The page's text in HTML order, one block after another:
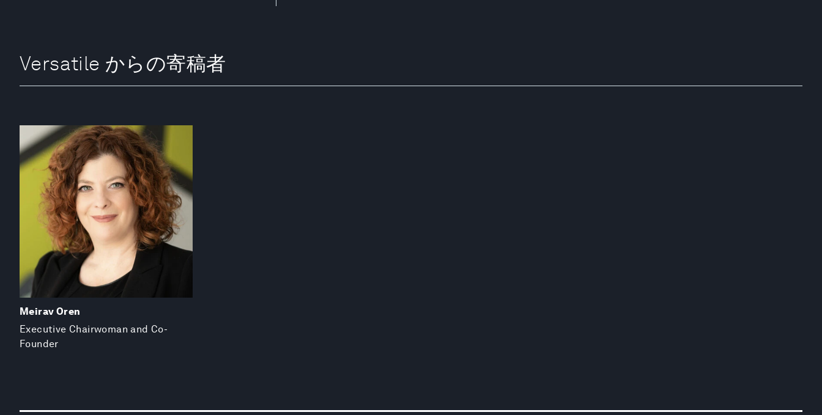
Versatile からの寄稿者
Meirav Oren
Executive Chairwoman and Co-
Founder